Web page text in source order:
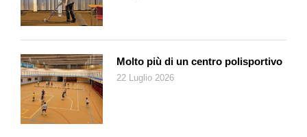
Molto più di un centro polisportivo
22 Luglio 2026